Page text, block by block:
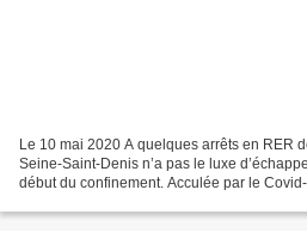
Le 10 mai 2020 A quelques arrêts en RER
Seine-Saint-Denis n’a pas le luxe
début du confinement. Acculée par le